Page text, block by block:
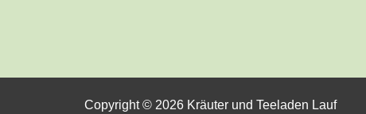
Copyright © 2026 Kräuter und Teeladen Lauf